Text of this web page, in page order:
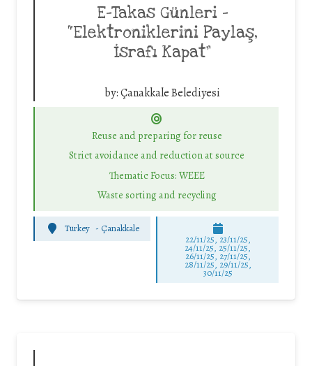
E-Takas Günleri –
“Elektroniklerini Paylaş,
İsrafı Kapat”
by:Çanakkale Belediyesi
Reuse and preparing for reuse
Strict avoidance and reduction at source
Thematic Focus: WEEE
Waste sorting and recycling
Turkey - Çanakkale
22/11/25, 23/11/25,
24/11/25, 25/11/25,
26/11/25, 27/11/25,
28/11/25, 29/11/25,
30/11/25